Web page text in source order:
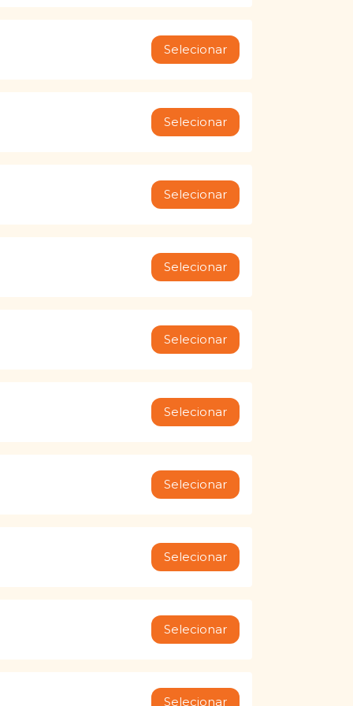
Selecionar
Selecionar
Selecionar
Selecionar
Selecionar
Selecionar
Selecionar
Selecionar
Selecionar
Selecionar